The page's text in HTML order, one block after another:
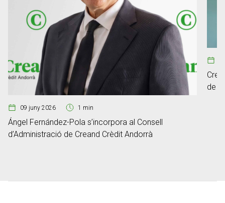
09 juny 2026 1 min
Ángel Fernández-Pola s’incorpora al Consell
d’Administració de Creand Crèdit Andorrà
de